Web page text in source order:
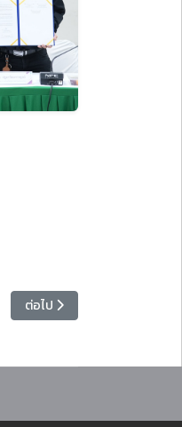
เนื้อหาถัดไป: มหาวิทยาลัยรา
ต่อไป